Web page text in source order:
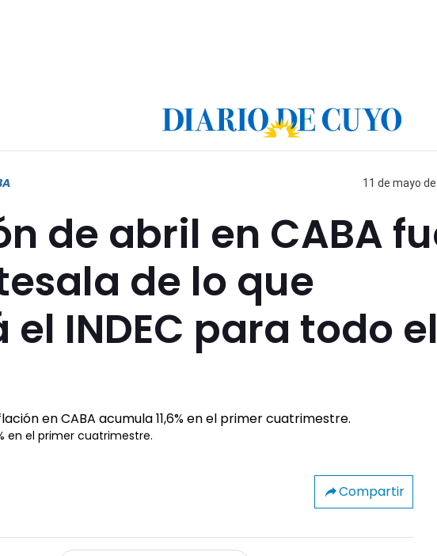
11 de mayo
de abril en CABA
de lo que
INDEC para todo el
en el primer cuatrimestre.
Compartir